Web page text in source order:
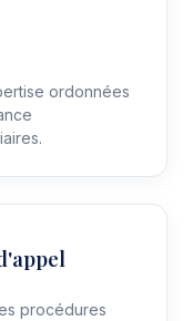
ordonnées
procédures